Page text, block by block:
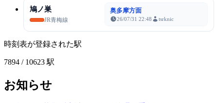
鳩ノ巣
JR青梅線
奥多摩方面
26/07/31 22:48 tsrknic
時刻表が登録された駅
7894 / 10623 駅
お知らせ